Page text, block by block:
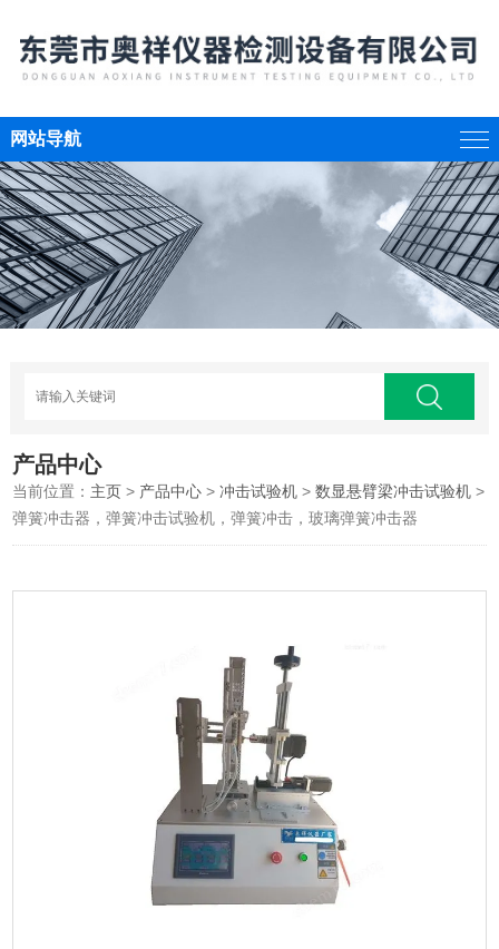
网站导航
产品中心
当前位置： 主页 > 产品中心 >冲击试验机 >数显悬臂梁冲击试验机 >
弹簧冲击器，弹簧冲击试验机，弹簧冲击，玻璃弹簧冲击器